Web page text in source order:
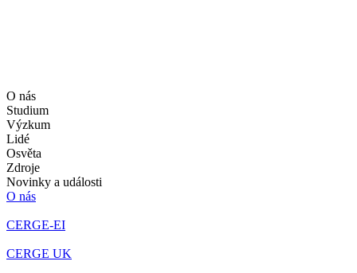
O nás
Studium
Výzkum
Lidé
Osvěta
Zdroje
Novinky a události
O nás
CERGE-EI
CERGE UK